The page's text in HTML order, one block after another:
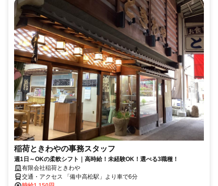
稲荷ときわやの事務スタッフ
週1日～OKの柔軟シフト｜高時給！未経験OK！選べる3職種！
有限会社稲荷ときわや
交通・アクセス 「備中高松駅」より車で6分